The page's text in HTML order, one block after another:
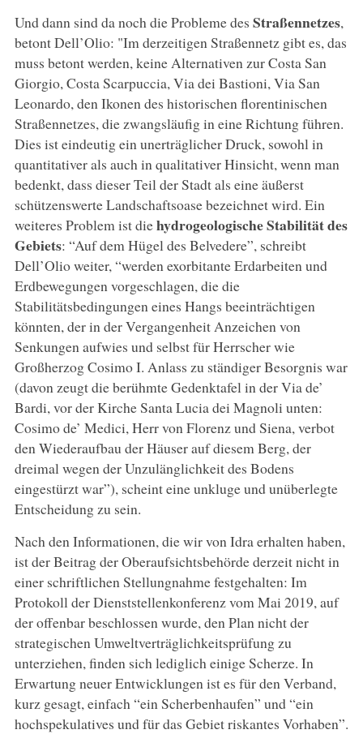
Und dann sind da noch die Probleme des Straßennetzes,
betont Dell’Olio: "Im derzeitigen Straßennetz gibt es, das
muss betont werden, keine Alternativen zur Costa San
Giorgio, Costa Scarpuccia, Via dei Bastioni, Via San
Leonardo, den Ikonen des historischen florentinischen
Straßennetzes, die zwangsläufig in eine Richtung führen.
Dies ist eindeutig ein unerträglicher Druck, sowohl in
quantitativer als auch in qualitativer Hinsicht, wenn man
bedenkt, dass dieser Teil der Stadt als eine äußerst
schützenswerte Landschaftsoase bezeichnet wird. Ein
weiteres Problem ist diehydrogeologische Stabilität des
Gebiets: “Auf dem Hügel des Belvedere”, schreibt
Dell’Olio weiter, “werden exorbitante Erdarbeiten und
Erdbewegungen vorgeschlagen, die die
Stabilitätsbedingungen eines Hangs beeinträchtigen
könnten, der in der Vergangenheit Anzeichen von
Senkungen aufwies und selbst für Herrscher wie
Großherzog Cosimo I. Anlass zu ständiger Besorgnis war
(davon zeugt die berühmte Gedenktafel in der Via de’
Bardi, vor der Kirche Santa Lucia dei Magnoli unten:
Cosimo de’ Medici, Herr von Florenz und Siena, verbot
den Wiederaufbau der Häuser auf diesem Berg, der
dreimal wegen der Unzulänglichkeit des Bodens
eingestürzt war”), scheint eine unkluge und unüberlegte
Entscheidung zu sein.
Nach den Informationen, die wir von Idra erhalten haben,
ist der Beitrag der Oberaufsichtsbehörde derzeit nicht in
einer schriftlichen Stellungnahme festgehalten: Im
Protokoll der Dienststellenkonferenz vom Mai 2019, auf
der offenbar beschlossen wurde, den Plan nicht der
strategischen Umweltverträglichkeitsprüfung zu
unterziehen, finden sich lediglich einige Scherze. In
Erwartung neuer Entwicklungen ist es für den Verband,
kurz gesagt, einfach “ein Scherbenhaufen” und “ein
hochspekulatives und für das Gebiet riskantes Vorhaben”.